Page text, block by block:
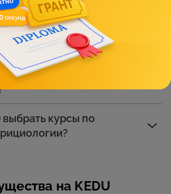
по спортивной
выбрать курсы по
на KEDU